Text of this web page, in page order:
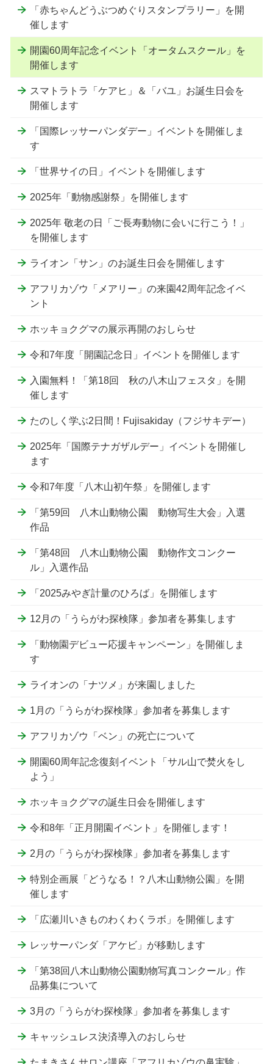
「赤ちゃんどうぶつめぐりスタンプラリー」を開
催します
開園60周年記念イベント「オータムスクール」を
開催します
スマトラトラ「ケアヒ」＆「バユ」お誕生日会を
開催します
「国際レッサーパンダデー」イベントを開催しま
す
「世界サイの日」イベントを開催します
2025年「動物感謝祭」を開催します
2025年 敬老の日「ご長寿動物に会いに行こう！」
を開催します
ライオン「サン」のお誕生日会を開催します
アフリカゾウ「メアリー」の来園42周年記念イベ
ント
ホッキョクグマの展示再開のおしらせ
令和7年度「開園記念日」イベントを開催します
入園無料！「第18回 秋の八木山フェスタ」を開
催します
たのしく学ぶ2日間！Fujisakiday（フジサキデー）
2025年「国際テナガザルデー」イベントを開催し
ます
令和7年度「八木山初午祭」を開催します
「第59回 八木山動物公園 動物写生大会」入選
作品
「第48回 八木山動物公園 動物作文コンクー
ル」入選作品
「2025みやぎ計量のひろば」を開催します
12月の「うらがわ探検隊」参加者を募集します
「動物園デビュー応援キャンペーン」を開催しま
す
ライオンの「ナツメ」が来園しました
1月の「うらがわ探検隊」参加者を募集します
アフリカゾウ「ベン」の死亡について
開園60周年記念復刻イベント「サル山で焚火をし
よう」
ホッキョクグマの誕生日会を開催します
令和8年「正月開園イベント」を開催します！
2月の「うらがわ探検隊」参加者を募集します
特別企画展「どうなる！？八木山動物公園」を開
催します
「広瀬川いきものわくわくラボ」を開催します
レッサーパンダ「アケビ」が移動します
「第38回八木山動物公園動物写真コンクール」作
品募集について
3月の「うらがわ探検隊」参加者を募集します
キャッシュレス決済導入のおしらせ